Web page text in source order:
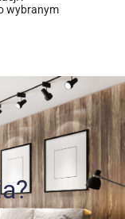
wybranym